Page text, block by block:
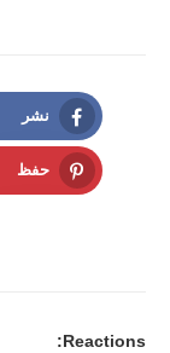
نشر
حفظ
Reactions: